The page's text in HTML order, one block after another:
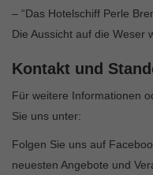
– “Das Hotelschiff Perle
Die Aussicht auf die Weser
Kontakt und
Für weitere Informationen
Sie uns unter:
Folgen Sie uns auf
neuesten Angebote und